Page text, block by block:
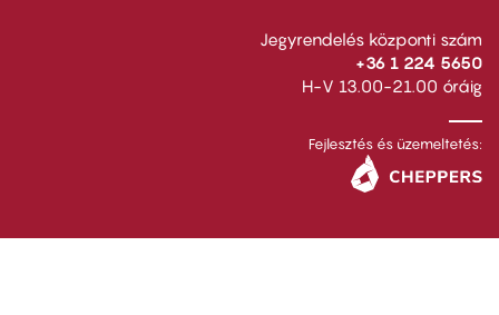
Jegyrendelés központi szám
+36 1 224 5650
H-V 13.00-21.00 óráig
Fejlesztés és üzemeltetés: